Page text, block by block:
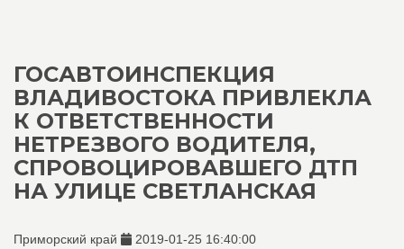
ГОСАВТОИНСПЕКЦИЯ
ВЛАДИВОСТОКА ПРИВЛЕКЛА
К ОТВЕТСТВЕННОСТИ
НЕТРЕЗВОГО ВОДИТЕЛЯ,
СПРОВОЦИРОВАВШЕГО ДТП
НА УЛИЦЕ СВЕТЛАНСКАЯ
Приморский край 2019-01-25 16:40:00